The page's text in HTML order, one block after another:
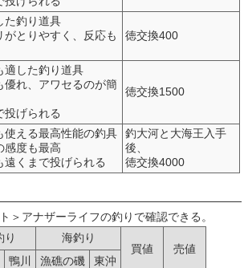
た釣り道具
がとりやすく、反応も
徳交換400
適した釣り道具
優れ、アワセるのが簡
投げられる
徳交換1500
使える最高性能の釣具
感度も最高
遠くまで投げられる
釣大河と大海王入手
後、
徳交換4000
＞アナザーライフの釣りで確認できる。
り
海釣り
買値
売値
鴨川 漁礁の磯
東沖